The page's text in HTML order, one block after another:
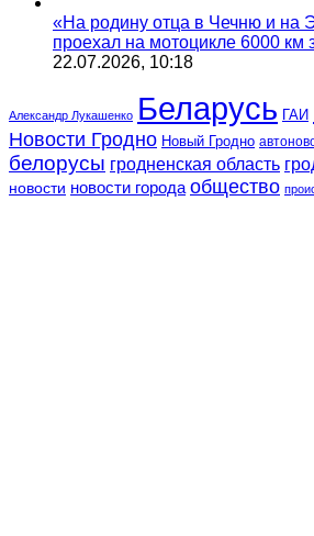
«На родину отца в Чечню и на
проехал на мотоцикле 6000 км
22.07.2026, 10:18
Александр Лукашенко Беларусь ГАИ
Новости Гродно Новый Гродно
белорусы гродненская область
новости новости города общество